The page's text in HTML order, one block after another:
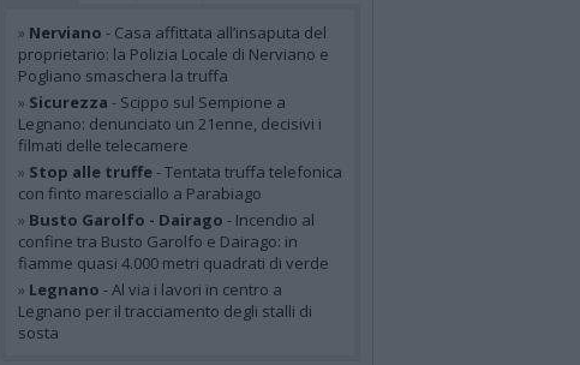
» Nerviano - Casa affittata all’insaputa del
proprietario: la Polizia Locale di Nerviano e
Pogliano smaschera la truffa
» Sicurezza - Scippo sul Sempione a
Legnano: denunciato un 21enne, decisivi i
filmati delle telecamere
» Stop alle truffe- Tentata truffa telefonica
con finto maresciallo a Parabiago
» Busto Garolfo - Dairago - Incendio al
confine tra Busto Garolfo e Dairago: in
fiamme quasi 4.000 metri quadrati di verde
» Legnano - Al via i lavori in centro a
Legnano per il tracciamento degli stalli di
sosta